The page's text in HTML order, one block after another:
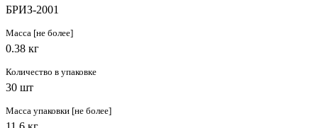
БРИЗ-2001
Масса [не более]
0.38 кг
Количество в упаковке
30 шт
Масса упаковки [не более]